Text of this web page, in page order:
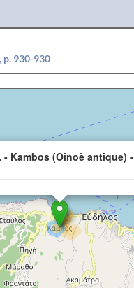
p. 930-930
- Kambos (Oinoè antique) -